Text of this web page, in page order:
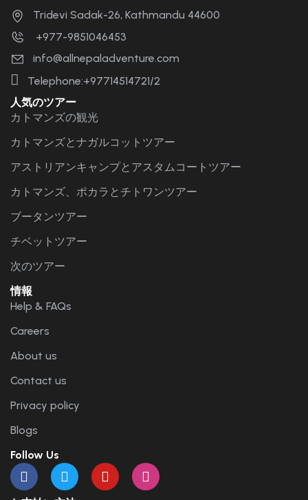
Tridevi Sadak-26, Kathmandu 44600
+977-9851046453
info@allnepaladventure.com
Telephone:+97714514721/2
人気のツアー
カトマンズの観光
カトマンズとナガルコットツアー
アストリアンキャンプとアスタムコートツアー
カトマンズ、ポカラとチトワンツアー
ブータンツアー
チベットツアー
次のツアー
情報
Help & FAQs
Careers
About us
Contact us
Privacy policy
Blogs
Follow Us